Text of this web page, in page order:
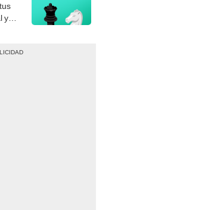
y